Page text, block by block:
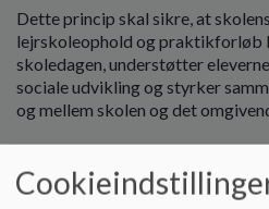
Dette princip skal sikre, at
lejrskoleophold og praktikforløb
skoledagen, understøtter
sociale udvikling og styrker
og mellem skolen og det
At alle elever oplever mindst ét